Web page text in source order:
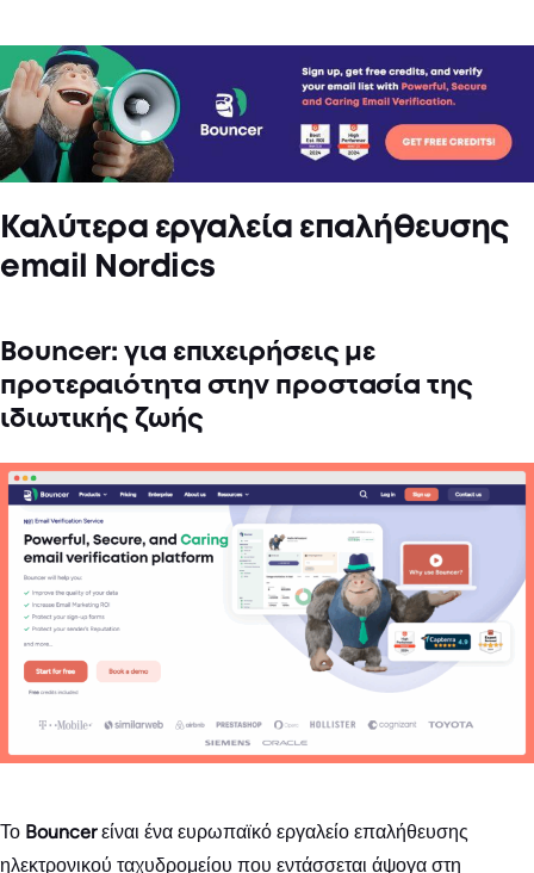
Καλύτερα εργαλεία επαλήθευσης
email Nordics
Bouncer: για επιχειρήσεις με
προτεραιότητα στην προστασία της
ιδιωτικής ζωής
Το Bouncerείναι ένα ευρωπαϊκό εργαλείο επαλήθευσης
ηλεκτρονικού ταχυδρομείου που εντάσσεται άψογα στη